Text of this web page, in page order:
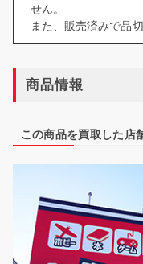
せん。
また、販売済みで品
商品情報
この商品を買取した店